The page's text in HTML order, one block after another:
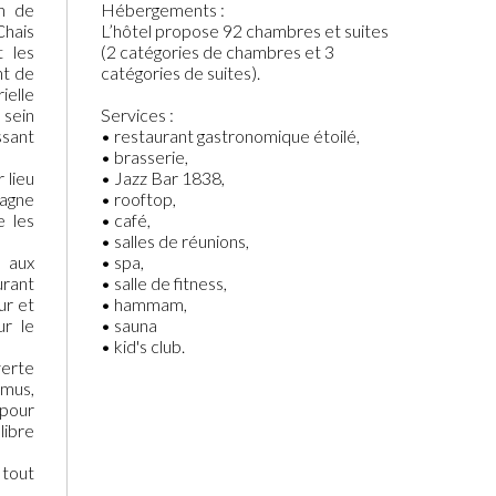
de
les
de
lieu
les
aux
et
le
tout
Hébergements :
L’hôtel propose 92 chambres et suites
(2 catégories de chambres et 3
catégories de suites).
Services :
• restaurant gastronomique étoilé,
• brasserie,
• Jazz Bar 1838,
• rooftop,
• café,
• salles de réunions,
• spa,
• salle de fitness,
• hammam,
• sauna
• kid's club.